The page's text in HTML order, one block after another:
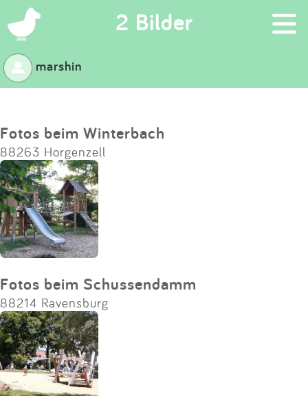
2 Bilder ×
Suchen
Eintragen
Kontakt
Impressum
marshin
Fotos beim Winterbach
88263 Horgenzell
Fotos beim Schussendamm
88214 Ravensburg